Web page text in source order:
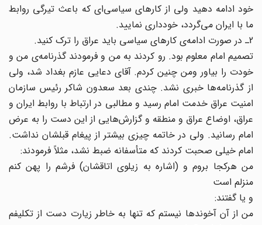
خود ادامه دهید ولی از کارهای سیاسی‌ای که باعث تیرگی روابط
ما با ایران می‌گردد، خودداری نمایید.
تصمیم امام معلوم بود. رو کردند به من و فرمودند گذرنامه‌ی من و
خودت را بیاور ومن چنین کردم. آقای دعایی عازم بغداد شد، ولی
از گذرنامه‌ها خبری نشد. چندی بعد سعدون شاکر رئیس سازمان
امنیت عراق خدمت امام رسید و مطالبی در ارتباط با روابط ایران و
عراق، اوضاع عراق و منطقه و گزارش‌هایی از این دست را به عرض
امام رسانید. ولی در خاتمه چیزی بیشتر از پیغام قبلشان نداشت.
امام خیلی صحبت کردند که متأسفانه ضبط نشد، مثلاً فرمودند:
من هرکجا بروم و (اشاره به زیلوی اتاقشان) فرشم را پهن کنم
منزلم است
و یا گفتند:
من از آن آخوندها نیستم که تنها به خاطر زیارت دست از تکلیفم